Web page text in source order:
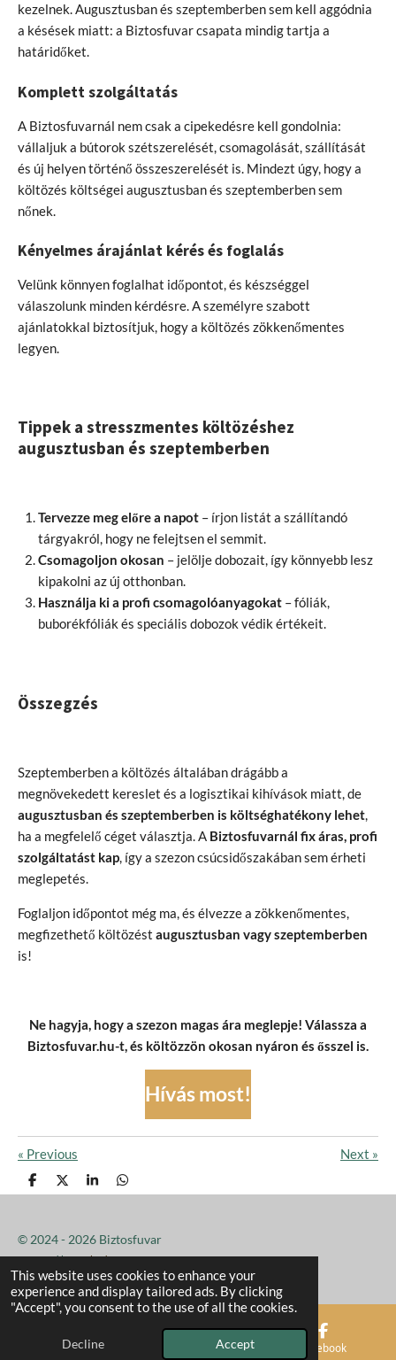
This website uses cookies to enhance your
experience and display tailored ads. By clicking
"Accept", you consent to the use of all the cookies.
Decline Accept
kezelnek. Augusztusban és szeptemberben sem kell aggódnia
a késések miatt: a Biztosfuvar csapata mindig tartja a
határidőket.
Komplett szolgáltatás
A Biztosfuvarnál nem csak a cipekedésre kell gondolnia:
vállaljuk a bútorok szétszerelését, csomagolását, szállítását
és új helyen történő összeszerelését is. Mindezt úgy, hogy a
költözés költségei augusztusban és szeptemberben sem
nőnek.
Kényelmes árajánlat kérés és foglalás
Velünk könnyen foglalhat időpontot, és készséggel
válaszolunk minden kérdésre. A személyre szabott
ajánlatokkal biztosítjuk, hogy a költözés zökkenőmentes
legyen.
Tippek a stresszmentes költözéshez
augusztusban és szeptemberben
Tervezze meg előre a napot– írjon listát a szállítandó
tárgyakról, hogy ne felejtsen el semmit.
Csomagoljon okosan – jelölje dobozait, így könnyebb lesz
kipakolni az új otthonban.
Használja ki a profi csomagolóanyagokat– fóliák,
buborékfóliák és speciális dobozok védik értékeit.
Összegzés
Szeptemberben a költözés általában drágább a
megnövekedett kereslet és a logisztikai kihívások miatt, de
augusztusban és szeptemberben is költséghatékony lehet,
ha a megfelelő céget választja. A Biztosfuvarnál fix áras, profi
szolgáltatást kap, így a szezon csúcsidőszakában sem érheti
meglepetés.
Foglaljon időpontot még ma, és élvezze a zökkenőmentes,
megfizethető költözést augusztusban vagy szeptemberben
is!
Ne hagyja, hogy a szezon magas ára meglepje! Válassza a
Biztosfuvar.hu-t, és költözzön okosan nyáron és ősszel is.
Hívás most!
« Previous Next »
S
h
e
S
h
e
S
h
e
S
h
e
© 2024 - 2026 Biztosfuvar
Powered byWebador
Email Facebook